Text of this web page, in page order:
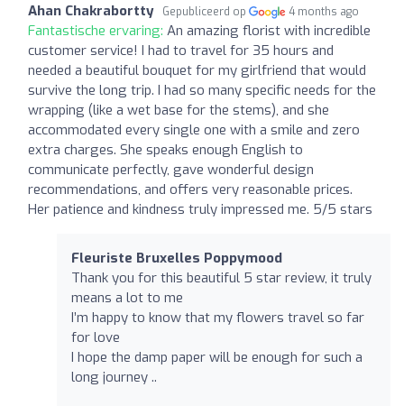
Ahan Chakrabortty Gepubliceerd op 4 months ago
Fantastische ervaring: An amazing florist with incredible
customer service! I had to travel for 35 hours and
needed a beautiful bouquet for my girlfriend that would
survive the long trip. I had so many specific needs for the
wrapping (like a wet base for the stems), and she
accommodated every single one with a smile and zero
extra charges. She speaks enough English to
communicate perfectly, gave wonderful design
recommendations, and offers very reasonable prices.
Her patience and kindness truly impressed me. 5/5 stars
Fleuriste Bruxelles Poppymood
Thank you for this beautiful 5 star review, it truly
means a lot to me
I’m happy to know that my flowers travel so far
for love
I hope the damp paper will be enough for such a
long journey ..